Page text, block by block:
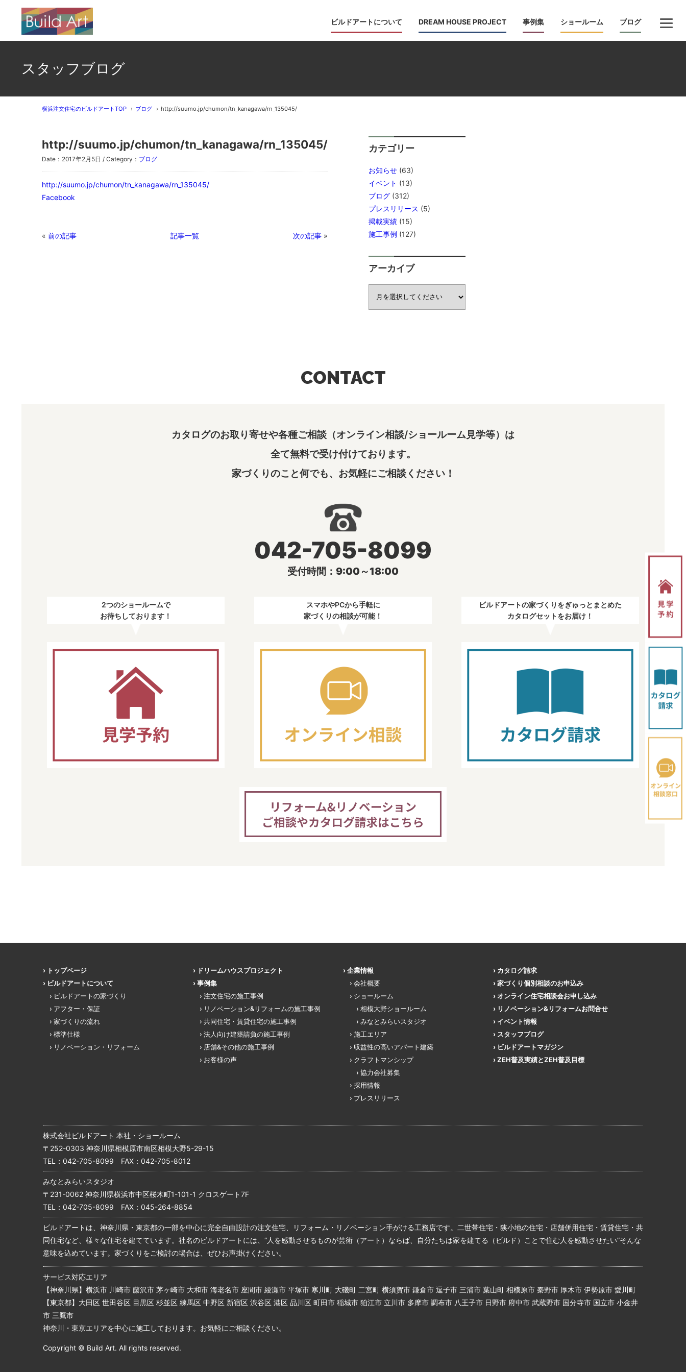
ビルドアートについて DREAM HOUSE PROJECT 事例集 ショールーム ブログ
スタッフブログ
横浜注文住宅のビルドアートTOP ブログ http://suumo.jp/chumon/tn_kanagawa/rn_135045/
http://suumo.jp/chumon/tn_kanagawa/rn_135045/
Date：2017年2月5日 / Category： ブログ
http://suumo.jp/chumon/tn_kanagawa/rn_135045/
Facebook
記事一覧
« 前の記事 次の記事 »
カテゴリー
お知らせ (63)
イベント (13)
ブログ (312)
プレスリリース (5)
掲載実績 (15)
施工事例 (127)
アーカイブ
CONTACT
カタログのお取り寄せや各種ご相談（オンライン相談/ショールーム見学等）は
全て無料で受け付けております。
家づくりのこと何でも、お気軽にご相談ください！
042-705-8099
受付時間：9:00～18:00
2つのショールームで
お待ちしております！
スマホやPCから手軽に
家づくりの相談が可能！
ビルドアートの家づくりをぎゅっとまとめた
カタログセットをお届け！
トップページ
ビルドアートについて
ビルドアートの家づくり
アフター・保証
家づくりの流れ
標準仕様
リノベーション・リフォーム
ドリームハウスプロジェクト
事例集
注文住宅の施工事例
リノベーション&リフォームの施工事例
共同住宅・賃貸住宅の施工事例
法人向け建築請負の施工事例
店舗&その他の施工事例
お客様の声
企業情報
会社概要
ショールーム
相模大野ショールーム
みなとみらいスタジオ
施工エリア
収益性の高いアパート建築
クラフトマンシップ
協力会社募集
採用情報
プレスリリース
カタログ請求
家づくり個別相談のお申込み
オンライン住宅相談会お申し込み
リノベーション&リフォームお問合せ
イベント情報
スタッフブログ
ビルドアートマガジン
ZEH普及実績とZEH普及目標
株式会社ビルドアート 本社・ショールーム
〒252-0303 神奈川県相模原市南区相模大野5-29-15
TEL： 042-705-8099 FAX：042-705-8012
みなとみらいスタジオ
〒231-0062 神奈川県横浜市中区桜木町1-101-1 クロスゲート7F
TEL： 042-705-8099 FAX：045-264-8854
ビルドアートは、神奈川県・東京都の一部を中心に完全自由設計の注文住宅、リフォーム・リノベーション手がける工務店です。二世帯住宅・狭小地の住宅・店舗併用住宅・賃貸住宅・共
同住宅など、様々な住宅を建てています。社名のビルドアートには、“人を感動させるものが芸術（アート）ならば、自分たちは家を建てる（ビルド）ことで住む人を感動させたい”そんな
意味を込めています。家づくりをご検討の場合は、ぜひお声掛けください。
サービス対応エリア
【神奈川県】横浜市 川崎市 藤沢市 茅ヶ崎市 大和市 海老名市 座間市 綾瀬市 平塚市 寒川町 大磯町 二宮町 横須賀市 鎌倉市 逗子市 三浦市 葉山町 相模原市 秦野市 厚木市 伊勢原市 愛川町
【東京都】大田区 世田谷区 目黒区 杉並区 練馬区 中野区 新宿区 渋谷区 港区 品川区 町田市 稲城市 狛江市 立川市 多摩市 調布市 八王子市 日野市 府中市 武蔵野市 国分寺市 国立市 小金井
市 三鷹市
神奈川・東京エリアを中心に施工しております。お気軽にご相談ください。
Copyright © Build Art. All rights reserved.